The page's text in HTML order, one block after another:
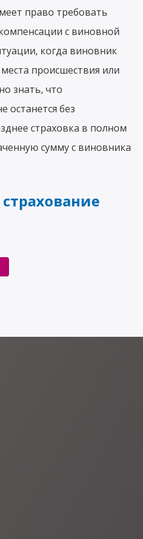
право требовать
с виновной
когда виновник
происшествия или
знать, что
останется без
страховка в полном
сумму с виновника